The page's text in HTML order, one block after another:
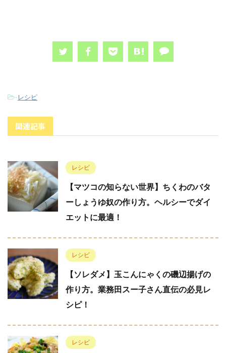
-レシピ
関連記事
レシピ
【マツコの知らない世界】ちくわのバタ
ーしょうゆ奴の作り方。ヘルシーでダイ
エットに最適！
レシピ
【ソレダメ】玉こんにゃくの磯辺揚げの
作り方。業務田スー子さん直伝の必見レ
シピ！
レシピ